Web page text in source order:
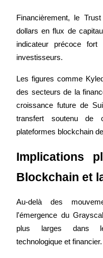
Gagner
Cochon de puissance
Gagnez
Financièrement, le
dollars en flux de
indicateur précoce fort
investisseurs.
Les figures comme
des secteurs de la
croissance future de
transfert soutenu de
plateformes blockchain
Implications
Blockchain et
Au-delà des
l'émergence du
plus larges dans
technologique et financier.